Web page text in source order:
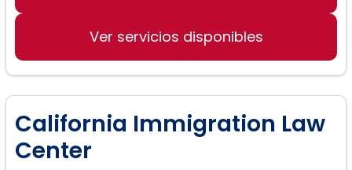
Ver servicios disponibles
California Immigration Law
Center